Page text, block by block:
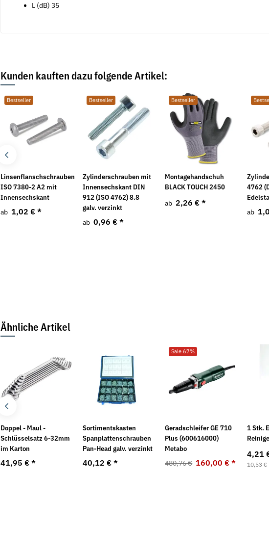
L (dB) 35
Kunden kauften dazu folgende Artikel:
Bestseller
Linsenflanschschrauben
ISO 7380-2 A2 mit
Innensechskant
ab 1,02 € *
Bestseller
Zylinderschrauben mit
Innensechskant DIN
912 (ISO 4762) 8.8
galv. verzinkt
ab 0,96 € *
Bestseller
Montagehandschuh
BLACK TOUCH 2450
ab 2,26 € *
4762
ab
Ähnliche Artikel
Doppel - Maul -
Schlüsselsatz 6-32mm
im Karton
41,95 €*
Sortimentskasten
Spanplattenschrauben
Pan-Head galv. verzinkt
40,12 €*
Sale 67%
Geradschleifer GE 710
Plus (600616000)
Metabo
480,76 € 160,00 € *
1 Stk.
4,21
10,53 €